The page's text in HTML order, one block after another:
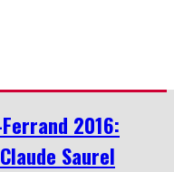
2016:
Saurel